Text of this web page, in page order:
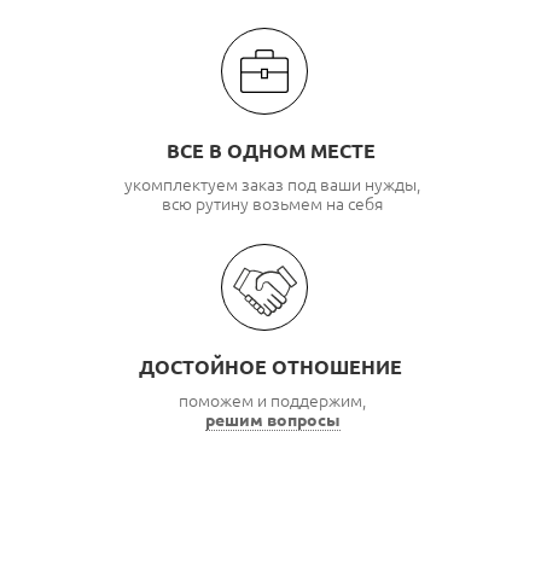
ВСЕ В ОДНОМ МЕСТЕ
укомплектуем заказ под ваши нужды,
всю рутину возьмем на себя
ДОСТОЙНОЕ ОТНОШЕНИЕ
поможем и поддержим,
решим вопросы